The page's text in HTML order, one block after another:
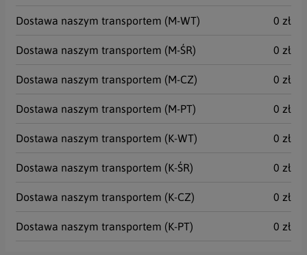
Dostawa naszym transportem (M-WT) 0 zł
Dostawa naszym transportem (M-ŚR) 0 zł
Dostawa naszym transportem (M-CZ) 0 zł
Dostawa naszym transportem (M-PT) 0 zł
Dostawa naszym transportem (K-WT) 0 zł
Dostawa naszym transportem (K-ŚR) 0 zł
Dostawa naszym transportem (K-CZ) 0 zł
Dostawa naszym transportem (K-PT) 0 zł